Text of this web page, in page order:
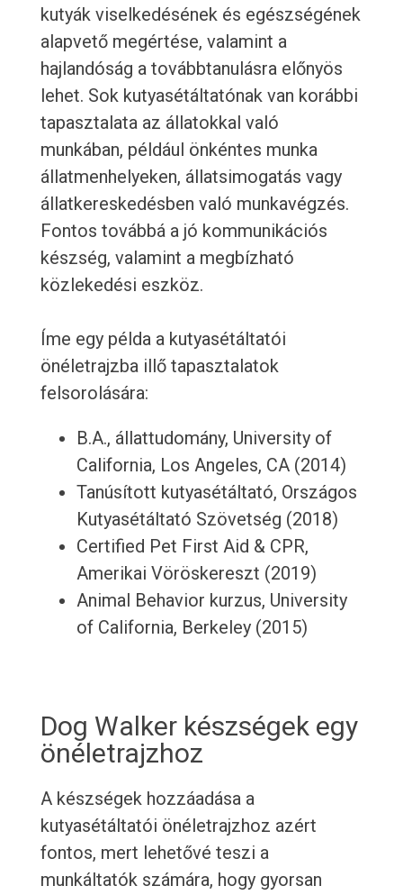
kutyák viselkedésének és egészségének
alapvető megértése, valamint a
hajlandóság a továbbtanulásra előnyös
lehet. Sok kutyasétáltatónak van korábbi
tapasztalata az állatokkal való
munkában, például önkéntes munka
állatmenhelyeken, állatsimogatás vagy
állatkereskedésben való munkavégzés.
Fontos továbbá a jó kommunikációs
készség, valamint a megbízható
közlekedési eszköz.
Íme egy példa a kutyasétáltatói
önéletrajzba illő tapasztalatok
felsorolására:
B.A., állattudomány, University of
California, Los Angeles, CA (2014)
Tanúsított kutyasétáltató, Országos
Kutyasétáltató Szövetség (2018)
Certified Pet First Aid & CPR,
Amerikai Vöröskereszt (2019)
Animal Behavior kurzus, University
of California, Berkeley (2015)
Dog Walker készségek egy
önéletrajzhoz
A készségek hozzáadása a
kutyasétáltatói önéletrajzhoz azért
fontos, mert lehetővé teszi a
munkáltatók számára, hogy gyorsan